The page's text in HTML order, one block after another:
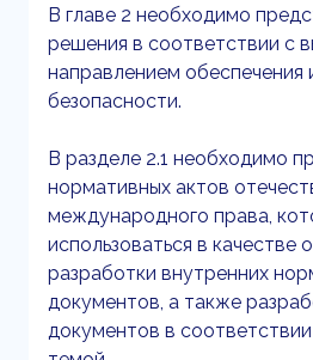
В главе 2 необходимо
решения в соответствии с
направлением
безопасности.
В разделе 2.1 необходимо
нормативных актов
международного права,
использоваться в качестве
разработки внутренних
документов, а также
документов в